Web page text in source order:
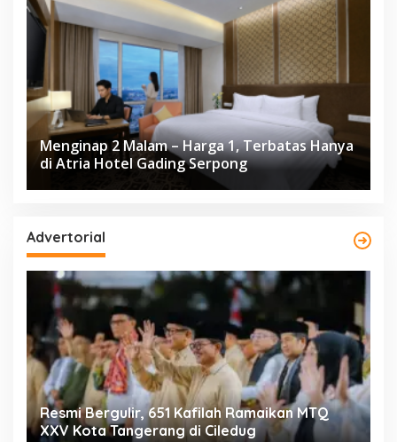
Menginap 2 Malam – Harga 1, Terbatas Hanya
di Atria Hotel Gading Serpong
Advertorial
Resmi Bergulir, 651 Kafilah Ramaikan MTQ
XXV Kota Tangerang di Ciledug